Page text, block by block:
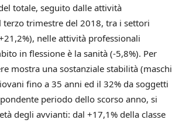
totale, seguito dalle attività
terzo trimestre del 2018, tra i settori
nelle attività professionali
in flessione è la sanità (-5,8%). Per
mostra una sostanziale stabilità (maschi
fino a 35 anni ed il 32% da soggetti
periodo dello scorso anno, si
degli avvianti: dal +17,1% della classe